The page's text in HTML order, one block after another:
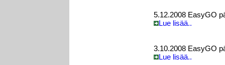
5.12.2008 EasyGO
Lue lisää..
3.10.2008 EasyGO
Lue lisää..